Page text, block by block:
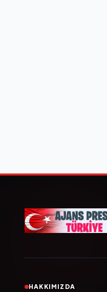
HAKKIMIZDA